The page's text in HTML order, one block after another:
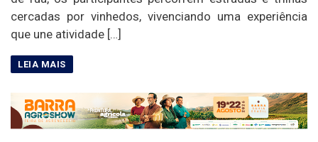
cercadas por vinhedos, vivenciando uma experiência
que une atividade […]